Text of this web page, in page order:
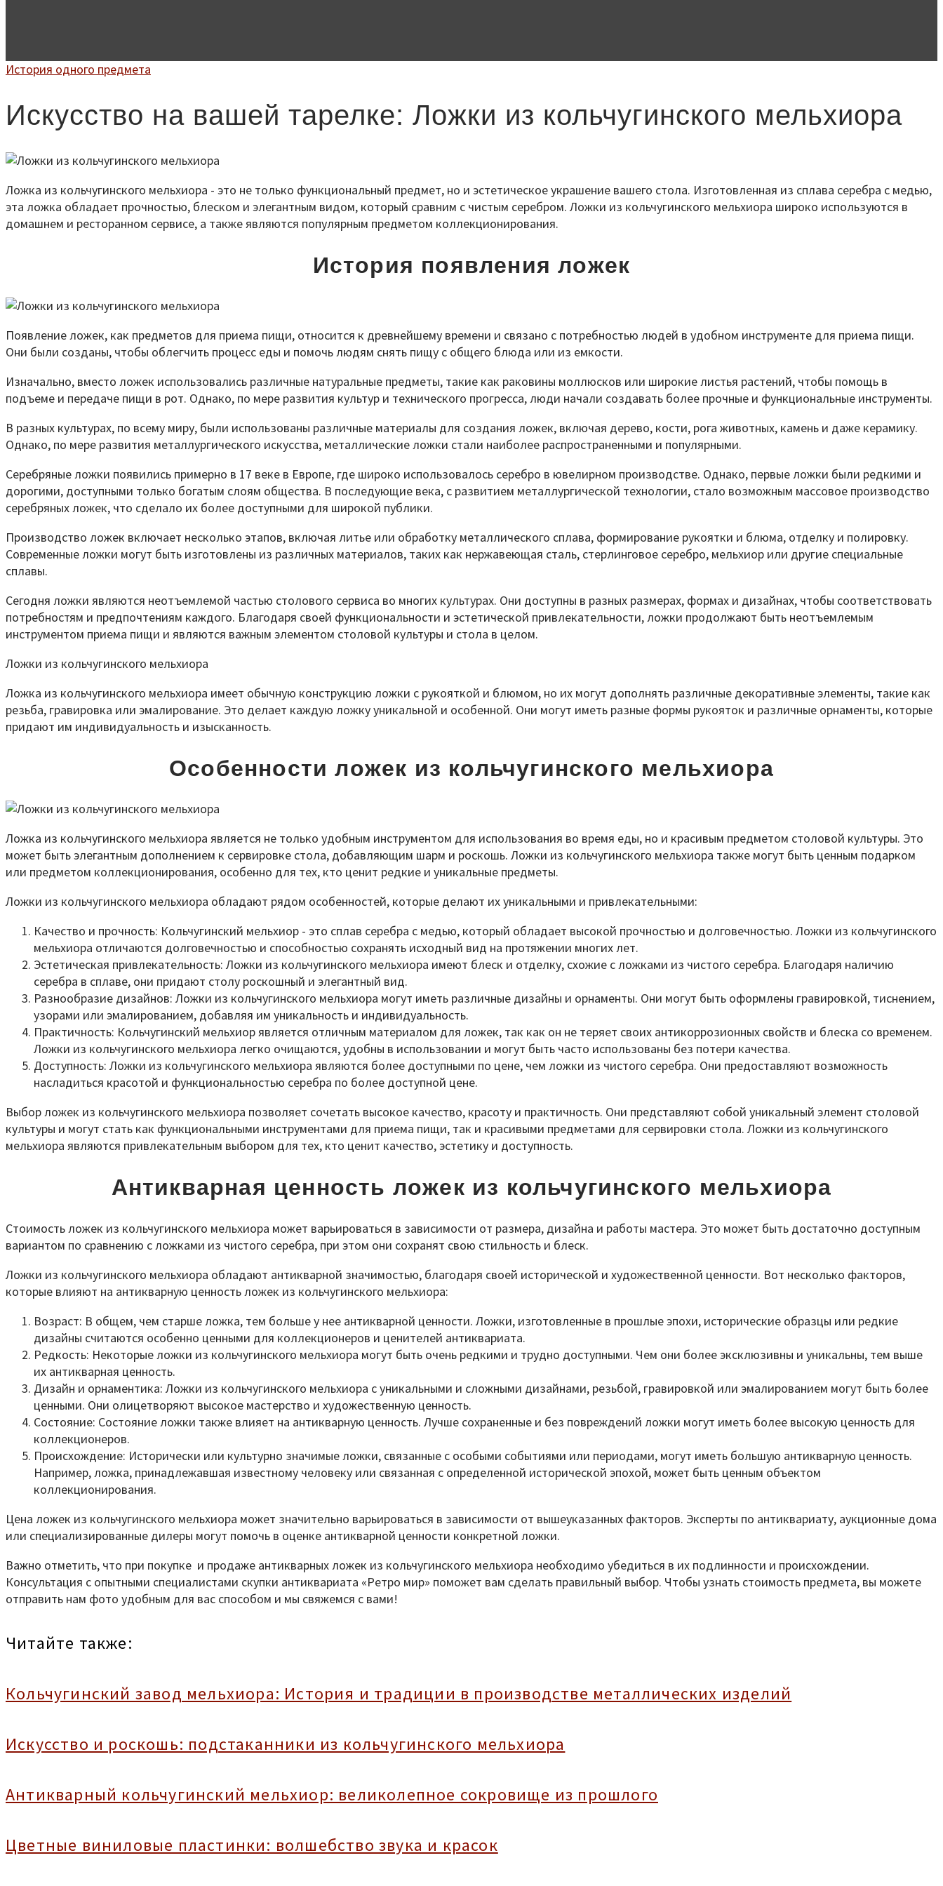
История одного предмета
Искусство на вашей тарелке: Ложки из кольчугинского мельхиора
Ложка из кольчугинского мельхиора - это не только функциональный предмет, но и эстетическое украшение вашего стола. Изготовленная из сплава серебра с медью,
эта ложка обладает прочностью, блеском и элегантным видом, который сравним с чистым серебром. Ложки из кольчугинского мельхиора широко используются в
домашнем и ресторанном сервисе, а также являются популярным предметом коллекционирования.
История появления ложек
Появление ложек, как предметов для приема пищи, относится к древнейшему времени и связано с потребностью людей в удобном инструменте для приема пищи.
Они были созданы, чтобы облегчить процесс еды и помочь людям снять пищу с общего блюда или из емкости.
Изначально, вместо ложек использовались различные натуральные предметы, такие как раковины моллюсков или широкие листья растений, чтобы помощь в
подъеме и передаче пищи в рот. Однако, по мере развития культур и технического прогресса, люди начали создавать более прочные и функциональные инструменты.
В разных культурах, по всему миру, были использованы различные материалы для создания ложек, включая дерево, кости, рога животных, камень и даже керамику.
Однако, по мере развития металлургического искусства, металлические ложки стали наиболее распространенными и популярными.
Серебряные ложки появились примерно в 17 веке в Европе, где широко использовалось серебро в ювелирном производстве. Однако, первые ложки были редкими и
дорогими, доступными только богатым слоям общества. В последующие века, с развитием металлургической технологии, стало возможным массовое производство
серебряных ложек, что сделало их более доступными для широкой публики.
Производство ложек включает несколько этапов, включая литье или обработку металлического сплава, формирование рукоятки и блюма, отделку и полировку.
Современные ложки могут быть изготовлены из различных материалов, таких как нержавеющая сталь, стерлинговое серебро, мельхиор или другие специальные
сплавы.
Сегодня ложки являются неотъемлемой частью столового сервиса во многих культурах. Они доступны в разных размерах, формах и дизайнах, чтобы соответствовать
потребностям и предпочтениям каждого. Благодаря своей функциональности и эстетической привлекательности, ложки продолжают быть неотъемлемым
инструментом приема пищи и являются важным элементом столовой культуры и стола в целом.
Ложки из кольчугинского мельхиора
Ложка из кольчугинского мельхиора имеет обычную конструкцию ложки с рукояткой и блюмом, но их могут дополнять различные декоративные элементы, такие как
резьба, гравировка или эмалирование. Это делает каждую ложку уникальной и особенной. Они могут иметь разные формы рукояток и различные орнаменты, которые
придают им индивидуальность и изысканность.
Особенности ложек из кольчугинского мельхиора
Ложка из кольчугинского мельхиора является не только удобным инструментом для использования во время еды, но и красивым предметом столовой культуры. Это
может быть элегантным дополнением к сервировке стола, добавляющим шарм и роскошь. Ложки из кольчугинского мельхиора также могут быть ценным подарком
или предметом коллекционирования, особенно для тех, кто ценит редкие и уникальные предметы.
Ложки из кольчугинского мельхиора обладают рядом особенностей, которые делают их уникальными и привлекательными:
Качество и прочность: Кольчугинский мельхиор - это сплав серебра с медью, который обладает высокой прочностью и долговечностью. Ложки из кольчугинского
мельхиора отличаются долговечностью и способностью сохранять исходный вид на протяжении многих лет.
Эстетическая привлекательность: Ложки из кольчугинского мельхиора имеют блеск и отделку, схожие с ложками из чистого серебра. Благодаря наличию
серебра в сплаве, они придают столу роскошный и элегантный вид.
Разнообразие дизайнов: Ложки из кольчугинского мельхиора могут иметь различные дизайны и орнаменты. Они могут быть оформлены гравировкой, тиснением,
узорами или эмалированием, добавляя им уникальность и индивидуальность.
Практичность: Кольчугинский мельхиор является отличным материалом для ложек, так как он не теряет своих антикоррозионных свойств и блеска со временем.
Ложки из кольчугинского мельхиора легко очищаются, удобны в использовании и могут быть часто использованы без потери качества.
Доступность: Ложки из кольчугинского мельхиора являются более доступными по цене, чем ложки из чистого серебра. Они предоставляют возможность
насладиться красотой и функциональностью серебра по более доступной цене.
Выбор ложек из кольчугинского мельхиора позволяет сочетать высокое качество, красоту и практичность. Они представляют собой уникальный элемент столовой
культуры и могут стать как функциональными инструментами для приема пищи, так и красивыми предметами для сервировки стола. Ложки из кольчугинского
мельхиора являются привлекательным выбором для тех, кто ценит качество, эстетику и доступность.
Антикварная ценность ложек из кольчугинского мельхиора
Стоимость ложек из кольчугинского мельхиора может варьироваться в зависимости от размера, дизайна и работы мастера. Это может быть достаточно доступным
вариантом по сравнению с ложками из чистого серебра, при этом они сохранят свою стильность и блеск.
Ложки из кольчугинского мельхиора обладают антикварной значимостью, благодаря своей исторической и художественной ценности. Вот несколько факторов,
которые влияют на антикварную ценность ложек из кольчугинского мельхиора:
Возраст: В общем, чем старше ложка, тем больше у нее антикварной ценности. Ложки, изготовленные в прошлые эпохи, исторические образцы или редкие
дизайны считаются особенно ценными для коллекционеров и ценителей антиквариата.
Редкость: Некоторые ложки из кольчугинского мельхиора могут быть очень редкими и трудно доступными. Чем они более эксклюзивны и уникальны, тем выше
их антикварная ценность.
Дизайн и орнаментика: Ложки из кольчугинского мельхиора с уникальными и сложными дизайнами, резьбой, гравировкой или эмалированием могут быть более
ценными. Они олицетворяют высокое мастерство и художественную ценность.
Состояние: Состояние ложки также влияет на антикварную ценность. Лучше сохраненные и без повреждений ложки могут иметь более высокую ценность для
коллекционеров.
Происхождение: Исторически или культурно значимые ложки, связанные с особыми событиями или периодами, могут иметь большую антикварную ценность.
Например, ложка, принадлежавшая известному человеку или связанная с определенной исторической эпохой, может быть ценным объектом
коллекционирования.
Цена ложек из кольчугинского мельхиора может значительно варьироваться в зависимости от вышеуказанных факторов. Эксперты по антиквариату, аукционные дома
или специализированные дилеры могут помочь в оценке антикварной ценности конкретной ложки.
Важно отметить, что при покупке и продаже антикварных ложек из кольчугинского мельхиора необходимо убедиться в их подлинности и происхождении.
Консультация с опытными специалистами скупки антиквариата «Ретро мир» поможет вам сделать правильный выбор. Чтобы узнать стоимость предмета, вы можете
отправить нам фото удобным для вас способом и мы свяжемся с вами!
Читайте также:
Кольчугинский завод мельхиора: История и традиции в производстве металлических изделий
Искусство и роскошь: подстаканники из кольчугинского мельхиора
Антикварный кольчугинский мельхиор: великолепное сокровище из прошлого
Цветные виниловые пластинки: волшебство звука и красок